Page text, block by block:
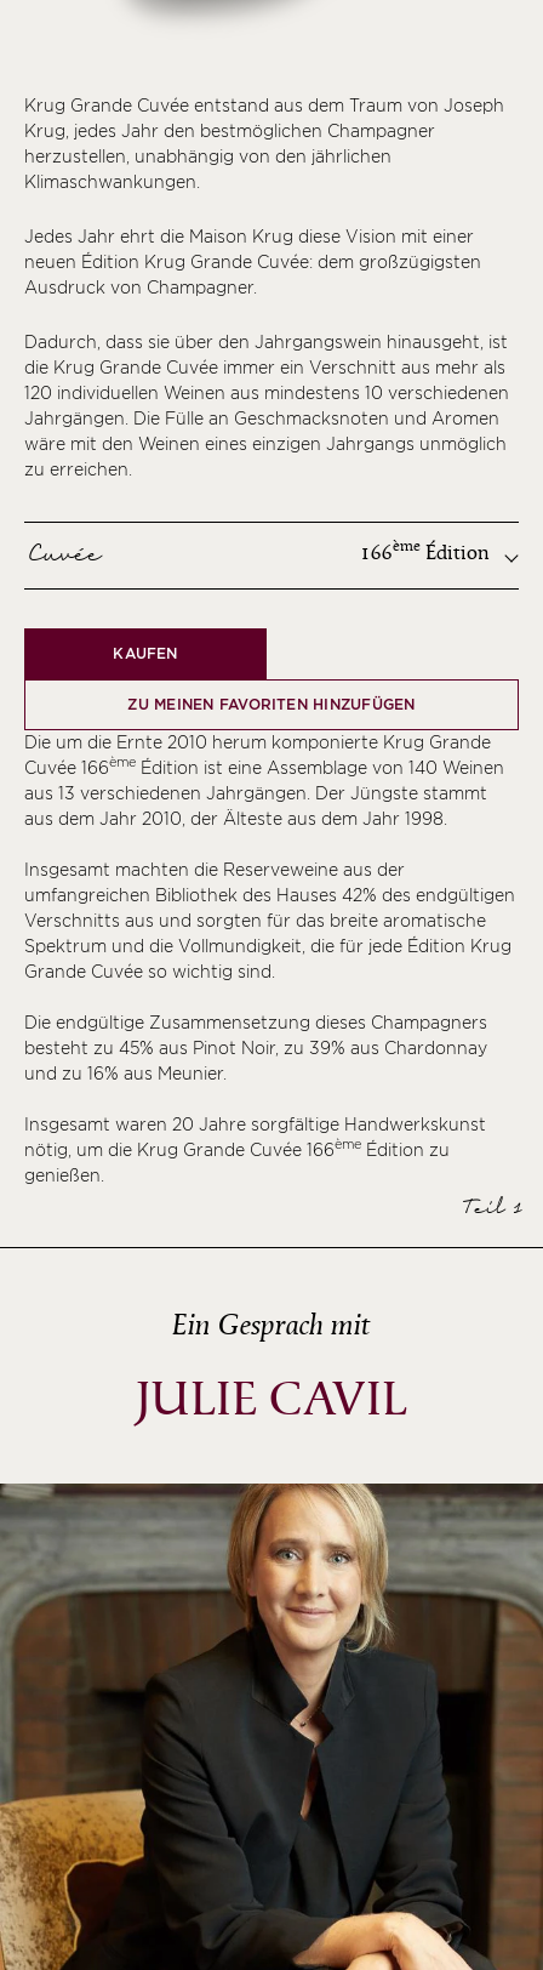
Krug Grande Cuvée entstand aus dem Traum von Joseph
Krug, jedes Jahr den bestmöglichen Champagner
herzustellen, unabhängig von den jährlichen
Klimaschwankungen.
Jedes Jahr ehrt die Maison Krug diese Vision mit einer
neuen Édition Krug Grande Cuvée: dem großzügigsten
Ausdruck von Champagner.
Dadurch, dass sie über den Jahrgangswein hinausgeht, ist
die Krug Grande Cuvée immer ein Verschnitt aus mehr als
120 individuellen Weinen aus mindestens 10 verschiedenen
Jahrgängen. Die Fülle an Geschmacksnoten und Aromen
wäre mit den Weinen eines einzigen Jahrgangs unmöglich
zu erreichen.
Cuvée 166ème Édition
ème
ème
ème
ème
ème
ème
ème
ème
ème
KAUFEN
ZU MEINEN FAVORITEN HINZUFÜGEN
Die um die Ernte 2010 herum komponierte Krug Grande
Cuvée 166ème Édition ist eine Assemblage von 140 Weinen
aus 13 verschiedenen Jahrgängen. Der Jüngste stammt
aus dem Jahr 2010, der Älteste aus dem Jahr 1998.
Insgesamt machten die Reserveweine aus der
umfangreichen Bibliothek des Hauses 42% des endgültigen
Verschnitts aus und sorgten für das breite aromatische
Spektrum und die Vollmundigkeit, die für jede Édition Krug
Grande Cuvée so wichtig sind.
Die endgültige Zusammensetzung dieses Champagners
besteht zu 45% aus Pinot Noir, zu 39% aus Chardonnay
und zu 16% aus Meunier.
Insgesamt waren 20 Jahre sorgfältige Handwerkskunst
nötig, um die Krug Grande Cuvée 166ème Édition zu
genießen.
Teil 1
Ein Gesprach mit
JULIE CAVIL